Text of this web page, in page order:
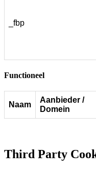
_fbp
Functioneel
Naam
Aanbieder /
Domein
Third Party